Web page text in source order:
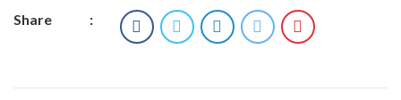
Share
: